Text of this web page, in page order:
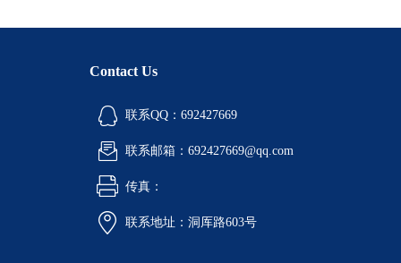
Contact Us
联系QQ：692427669
联系邮箱：692427669@qq.com
传真：
联系地址：洞厍路603号